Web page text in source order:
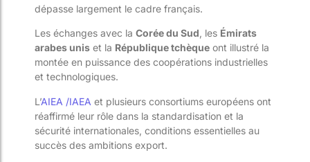
dépasse largement le cadre français.
Les échanges avec la Corée du Sud , les Émirats
arabes unis et la République tchèque ont illustré la
montée en puissance des coopérations industrielles
et technologiques.
L’AIEA /IAEA et plusieurs consortiums européens ont
réaffirmé leur rôle dans la standardisation et la
sécurité internationales, conditions essentielles au
succès des ambitions export.